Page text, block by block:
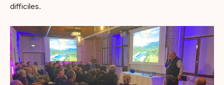
difficiles.